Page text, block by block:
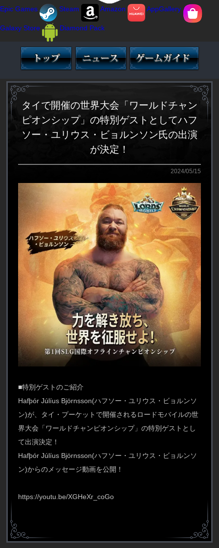
Epic Games Steam Amazon AppGallery
Galaxy Store Diamond Pack
タイで開催の世界大会「ワールドチャン
ピオンシップ」の特別ゲストとしてハフ
ソー・ユリウス・ビョルンソン氏の出演
が決定！
2024/05/15
■特別ゲストのご紹介
Hafþór Júlíus Björnsson(ハフソー・ユリウス・ビョルンソ
ン)が、タイ・プーケットで開催されるロードモバイルの世
界大会「ワールドチャンピオンシップ」の特別ゲストとし
て出演決定！
Hafþór Júlíus Björnsson(ハフソー・ユリウス・ビョルンソ
ン)からのメッセージ動画を公開！
https://youtu.be/XGHeXr_coGo